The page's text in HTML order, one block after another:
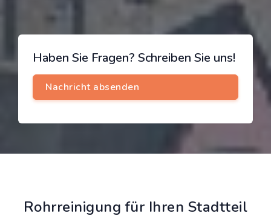
Haben Sie Fragen? Schreiben Sie uns!
Rohrreinigung für Ihren Stadtteil